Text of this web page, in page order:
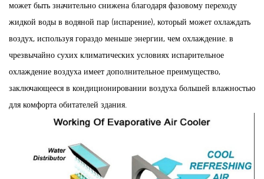
может быть значительно снижена благодаря фазовому переходу
жидкой воды в водяной пар (испарение), который может охлаждать
воздух, используя гораздо меньше энергии, чем охлаждение. в
чрезвычайно сухих климатических условиях испарительное
охлаждение воздуха имеет дополнительное преимущество,
заключающееся в кондиционировании воздуха большей влажностью
для комфорта обитателей здания.